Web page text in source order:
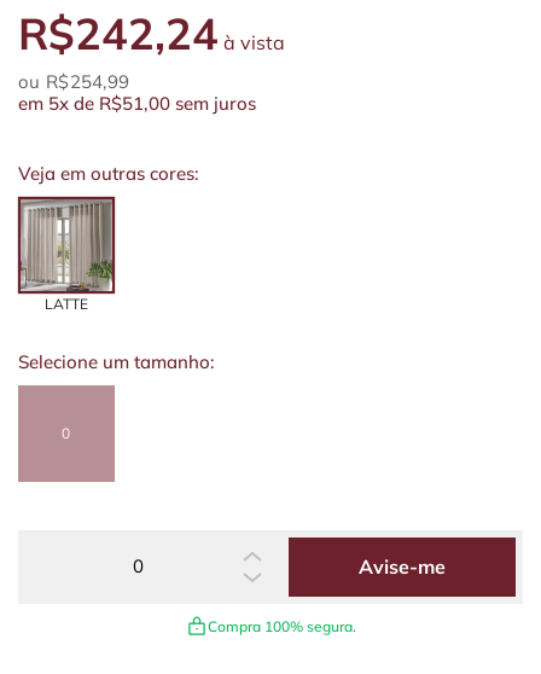
R$242,24 à vista
R$254,99
em 5x de R$51,00 sem juros
Veja em outras cores:
LATTE
Selecione um tamanho:
0
Avise-me
Compra 100% segura.